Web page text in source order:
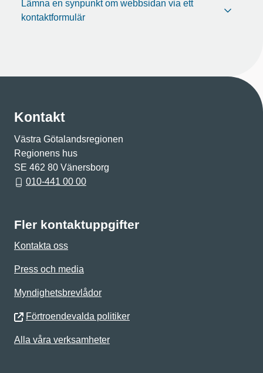
Lämna en synpunkt om webbsidan via ett
kontaktformulär
Kontakt
Västra Götalandsregionen
Regionens hus
SE 462 80 Vänersborg
010-441 00 00
Fler kontaktuppgifter
Kontakta oss
Press och media
Myndighetsbrevlådor
Förtroendevalda politiker
Alla våra verksamheter